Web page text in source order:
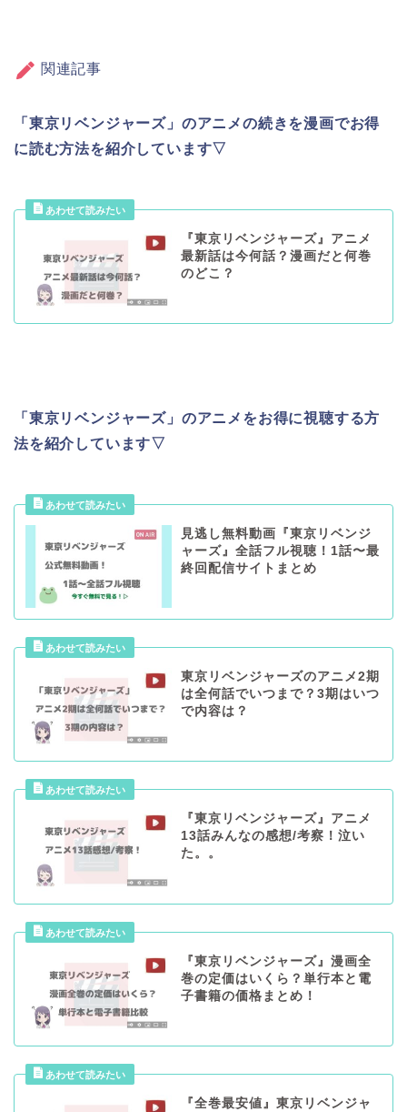
関連記事
「東京リベンジャーズ」のアニメの続きを漫画でお得
に読む方法を紹介しています▽
『東京リベンジャーズ』アニメ
最新話は今何話？漫画だと何巻
のどこ？
「東京リベンジャーズ」のアニメをお得に視聴する方
法を紹介しています▽
見逃し無料動画『東京リベンジ
ャーズ』全話フル視聴！1話〜最
終回配信サイトまとめ
東京リベンジャーズのアニメ2期
は全何話でいつまで？3期はいつ
で内容は？
『東京リベンジャーズ』アニメ
13話みんなの感想/考察！泣い
た。。
『東京リベンジャーズ』漫画全
巻の定価はいくら？単行本と電
子書籍の価格まとめ！
『全巻最安値』東京リベンジャ